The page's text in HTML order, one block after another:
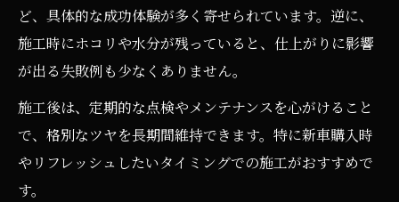
ど、具体的な成功体験が多く寄せられています。逆に、
施工時にホコリや水分が残っていると、仕上がりに影響
が出る失敗例も少なくありません。
施工後は、定期的な点検やメンテナンスを心がけること
で、格別なツヤを長期間維持できます。特に新車購入時
やリフレッシュしたいタイミングでの施工がおすすめで
す。